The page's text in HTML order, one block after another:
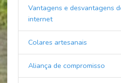
Vantagens e desvantagens
internet
Colares artesanais
Aliança de compromisso